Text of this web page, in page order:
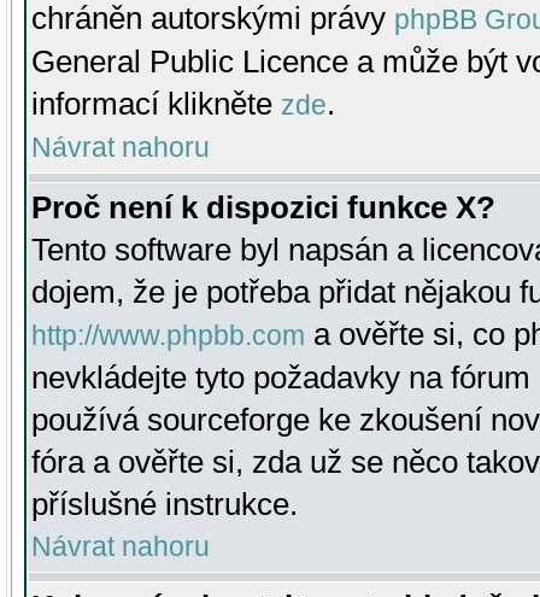
chráněn autorskými právy phpBB
General Public Licence a může být
informací klikněte zde.
Návrat nahoru
Proč není k dispozici funkce X?
Tento software byl napsán a
dojem, že je potřeba přidat nějakou
http://www.phpbb.com a ověřte si, co
nevkládejte tyto požadavky na
používá sourceforge ke zkoušení
fóra a ověřte si, zda už se něco
příslušné instrukce.
Návrat nahoru